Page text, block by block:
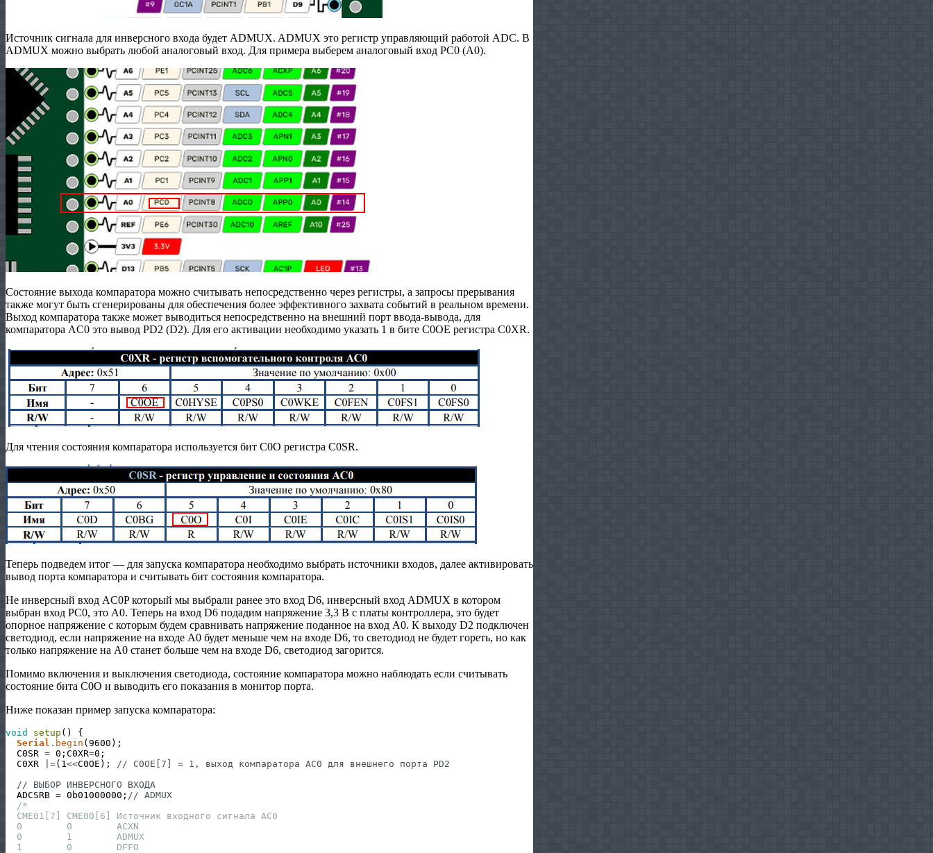
Источник сигнала для инверсного входа будет ADMUX. ADMUX это регистр управляющий работой ADC. В
ADMUX можно выбрать любой аналоговый вход. Для примера выберем аналоговый вход PC0 (А0).
Состояние выхода компаратора можно считывать непосредственно через регистры, а запросы прерывания
также могут быть сгенерированы для обеспечения более эффективного захвата событий в реальном времени.
Выход компаратора также может выводиться непосредственно на внешний порт ввода-вывода, для
компаратора AC0 это вывод PD2 (D2). Для его активации необходимо указать 1 в бите C0OE регистра C0XR.
Для чтения состояния компаратора используется бит C0O регистра C0SR.
Теперь подведем итог — для запуска компаратора необходимо выбрать источники входов, далее активировать
вывод порта компаратора и считывать бит состояния компаратора.
Не инверсный вход AC0P который мы выбрали ранее это вход D6, инверсный вход ADMUX в котором
выбран вход PC0, это А0. Теперь на вход D6 подадим напряжение 3,3 В с платы контроллера, это будет
опорное напряжение с которым будем сравнивать напряжение поданное на вход А0. К выходу D2 подключен
светодиод, если напряжение на входе A0 будет меньше чем на входе D6, то светодиод не будет гореть, но как
только напряжение на А0 станет больше чем на входе D6, светодиод загорится.
Помимо включения и выключения светодиода, состояние компаратора можно наблюдать если считывать
состояние бита C0O и выводить его показания в монитор порта.
Ниже показан пример запуска компаратора:
void setup ( )
{
Serial . begin (9600 ) ;
C0SR = 0 ; C0XR=0 ;
C0XR
|=( 1 <<C0OE ) ;
// C0OE[7] = 1, выход компаратора AC0 для внешнего порта PD2
// ВЫБОР ИНВЕРСНОГО ВХОДА
ADCSRB = 0b01000000 ; // ADMUX
/*
CME01[7] CME00[6] Источник входного сигнала AC0
0        0        ACXN
0        1        ADMUX
1        0        DFFO